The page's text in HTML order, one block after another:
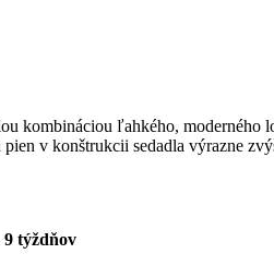
kombináciou ľahkého,
v konštrukcii sedadla výrazne
týždňov